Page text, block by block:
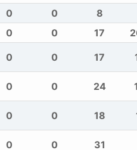
0 0
8
0 0 17
0 0 17
0 0 24
0 0 18
0 0 31